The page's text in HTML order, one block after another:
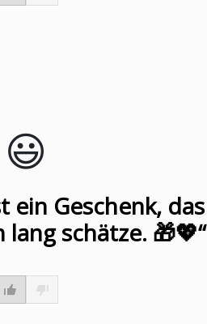
😃️
ein Geschenk, das
schätze. 🎁💖“